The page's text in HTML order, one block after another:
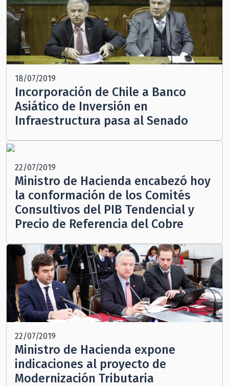
18/07/2019
Incorporación de Chile a Banco
Asiático de Inversión en
Infraestructura pasa al Senado
22/07/2019
Ministro de Hacienda encabezó hoy
la conformación de los Comités
Consultivos del PIB Tendencial y
Precio de Referencia del Cobre
22/07/2019
Ministro de Hacienda expone
indicaciones al proyecto de
Modernización Tributaria